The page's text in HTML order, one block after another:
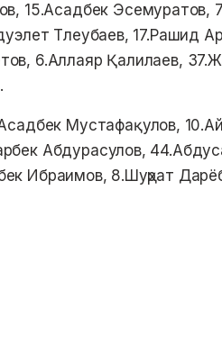
15.Асадбек Эсемуратов,
Тлеубаев, 17.Рашид
6.Аллаяр Қалилаев,
Мустафақулов,
Абдурасулов,
Ибраимов, 8.Шуҳрат